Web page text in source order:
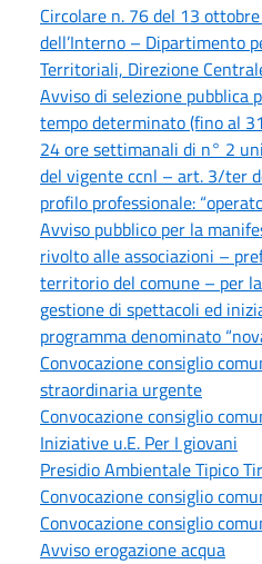
Circolare n. 76 del 13
dell’Interno – Dipartimento
Territoriali, Direzione
Avviso di selezione pubblica
tempo determinato (fino al
24 ore settimanali di n° 2
del vigente ccnl – art. 3/ter
profilo professionale:
Avviso pubblico per la
rivolto alle associazioni –
territorio del comune – per
gestione di spettacoli ed
programma denominato
Convocazione consiglio
straordinaria urgente
Convocazione consiglio
Iniziative u.E. Per I giovani
Presidio Ambientale Tipico
Convocazione consiglio
Convocazione consiglio
Avviso erogazione acqua